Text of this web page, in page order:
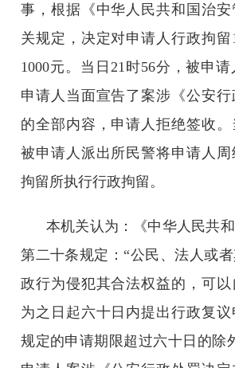
事，根据《中华人民共和国治
关规定，决定对申请人行政拘留
1000元。当日21时56分，被申
申请人当面宣告了案涉《公安行
的全部内容，申请人拒绝签收。
被申请人派出所民警将申请人
拘留所执行行政拘留。
本机关认为：《中华人民共和
第二十条规定：“公民、法人或
政行为侵犯其合法权益的，可
为之日起六十日内提出行政复
规定的申请期限超过六十日的除